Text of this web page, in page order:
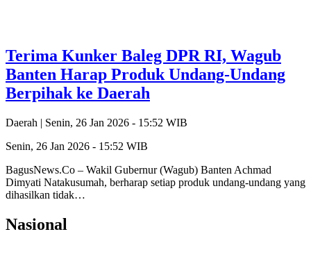
Terima Kunker Baleg DPR RI, Wagub
Banten Harap Produk Undang-Undang
Berpihak ke Daerah
Daerah | Senin, 26 Jan 2026 - 15:52 WIB
Senin, 26 Jan 2026 - 15:52 WIB
​BagusNews.Co – Wakil Gubernur (Wagub) Banten Achmad
Dimyati Natakusumah, berharap setiap produk undang-undang yang
dihasilkan tidak…
Nasional